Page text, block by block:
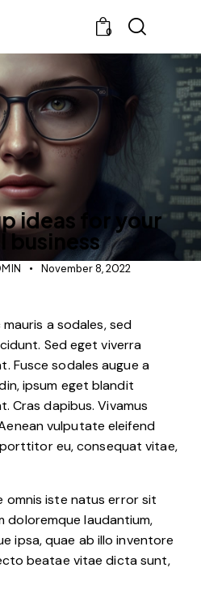
0
TRENDS
ideas for your
business
November 8, 2022
a sodales, sed
Sed eget viverra
Fusce sodales augue a
ipsum eget blandit
Cras dapibus. Vivamus
vulputate eleifend
porttitor eu, consequat vitae,
omnis iste natus error sit
doloremque laudantium,
ipsa, quae ab illo inventore
beatae vitae dicta sunt,